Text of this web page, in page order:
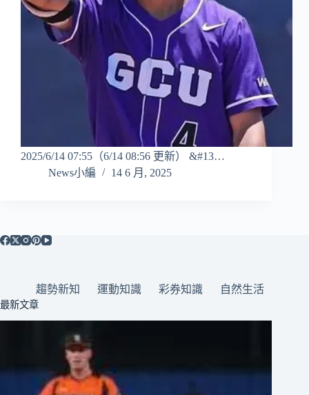
2025/6/14 07:55（6/14 08:56 更新） &#13…
News小編
14 6 月, 2025
趨勢新知 運動知識 彩券知識 自然生活
最新文章